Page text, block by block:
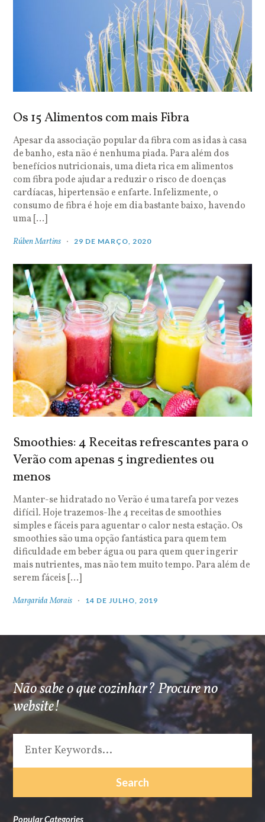
Os 15 Alimentos com mais Fibra
Apesar da associação popular da fibra com as idas à casa
de banho, esta não é nenhuma piada. Para além dos
benefícios nutricionais, uma dieta rica em alimentos
com fibra pode ajudar a reduzir o risco de doenças
cardíacas, hipertensão e enfarte. Infelizmente, o
consumo de fibra é hoje em dia bastante baixo, havendo
uma […]
Rúben Martins 29 DE MARÇO, 2020
Smoothies: 4 Receitas refrescantes para o
Verão com apenas 5 ingredientes ou
menos
Manter-se hidratado no Verão é uma tarefa por vezes
difícil. Hoje trazemos-lhe 4 receitas de smoothies
simples e fáceis para aguentar o calor nesta estação. Os
smoothies são uma opção fantástica para quem tem
dificuldade em beber água ou para quem quer ingerir
mais nutrientes, mas não tem muito tempo. Para além de
serem fáceis […]
Margarida Morais 14 DE JULHO, 2019
Não sabe o que cozinhar? Procure no
website!
Popular Categories